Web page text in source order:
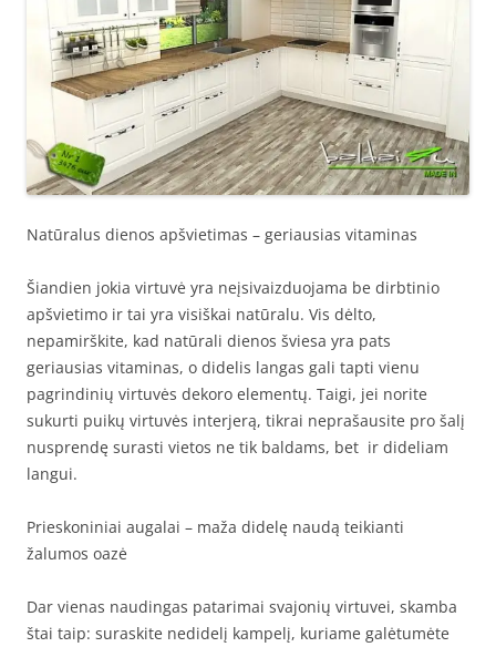
Natūralus dienos apšvietimas – geriausias vitaminas
Šiandien jokia virtuvė yra neįsivaizduojama be dirbtinio
apšvietimo ir tai yra visiškai natūralu. Vis dėlto,
nepamirškite, kad natūrali dienos šviesa yra pats
geriausias vitaminas, o didelis langas gali tapti vienu
pagrindinių virtuvės dekoro elementų. Taigi, jei norite
sukurti puikų virtuvės interjerą, tikrai neprašausite pro šalį
nusprendę surasti vietos ne tik baldams, bet ir dideliam
langui.
Prieskoniniai augalai – maža didelę naudą teikianti
žalumos oazė
Dar vienas naudingas patarimai svajonių virtuvei, skamba
štai taip: suraskite nedidelį kampelį, kuriame galėtumėte